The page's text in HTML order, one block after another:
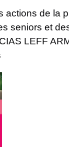
actions de la
seniors et
LEFF